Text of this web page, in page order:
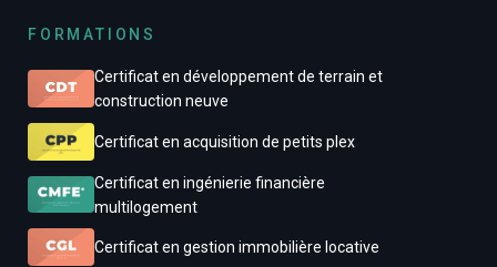
FORMATIONS
Certificat en développement de terrain et
construction neuve
Certificat en acquisition de petits plex
Certificat en ingénierie financière
multilogement
Certificat en gestion immobilière locative